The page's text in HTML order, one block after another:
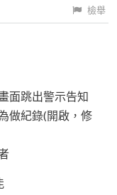
檢舉
面跳出警示告知
做紀錄(開啟，修